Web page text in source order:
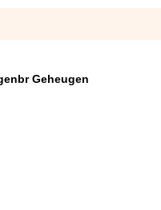
Geheugen